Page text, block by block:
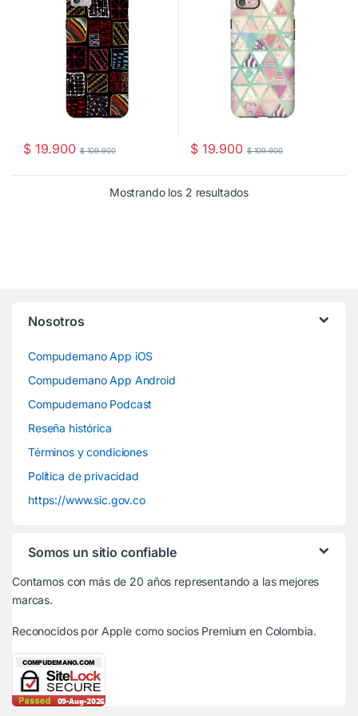
$19.900 $109.900 $19.900 $109.900
Mostrando los 2 resultados
Nosotros
Compudemano App iOS
Compudemano App Android
Compudemano Podcast
Reseña histórica
Términos y condiciones
Política de privacidad
https://www.sic.gov.co
Somos un sitio confiable
Contamos con más de 20 años representando a las mejores
marcas.
Reconocidos por Apple como socios Premium en Colombia.